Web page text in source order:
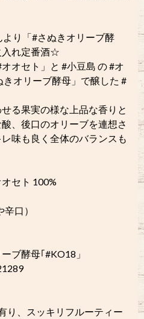
り「#さぬきオリーブ酵
入れ定番酒☆
オセト」と #小豆島 の #オ
オリーブ酵母」で醸した #
る果実の様な上品な香りと
、後口のオリーブを連想さ
味も良く全体のバランスも
セト 100%
口）
ブ酵母｢#KO18」
り、スッキリフルーティー